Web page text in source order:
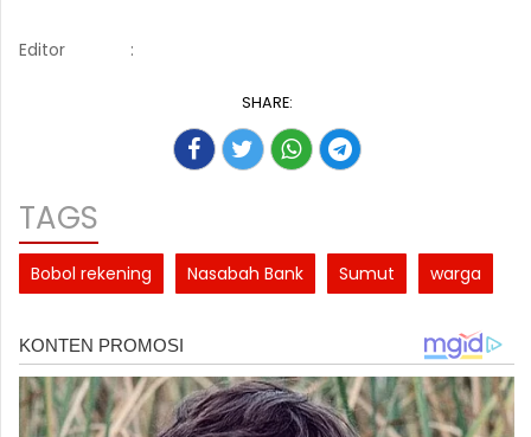
Editor :
SHARE:
TAGS
Bobol rekening Nasabah Bank Sumut warga